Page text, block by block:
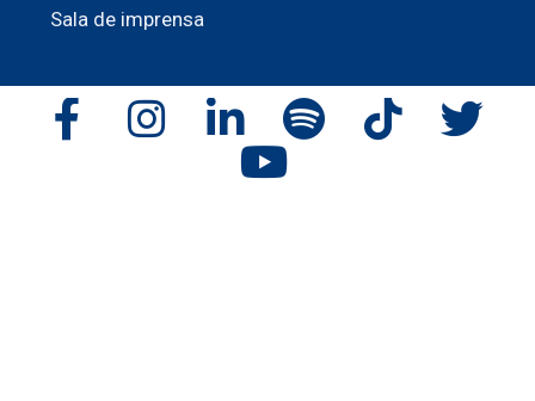
Sala de imprensa